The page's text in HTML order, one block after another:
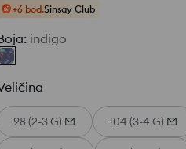
+6 bod.Sinsay Club
: indigo
98 (2-3 G) 104 (3-4 G)